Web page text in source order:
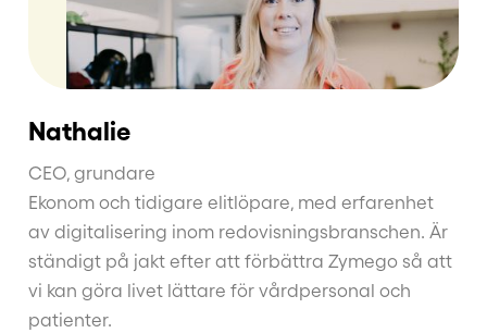
Nathalie
CEO, grundare
Ekonom och tidigare elitlöpare, med erfarenhet
av digitalisering inom redovisningsbranschen. Är
ständigt på jakt efter att förbättra Zymego så att
vi kan göra livet lättare för vårdpersonal och
patienter.